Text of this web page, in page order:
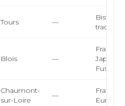
Tours —
Bistrot,
Blois —
Fusion
Chaumont-
sur-Loire
—